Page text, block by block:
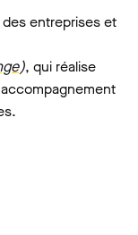
entreprises et
), qui réalise